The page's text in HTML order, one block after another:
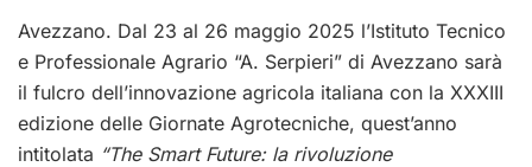
Avezzano. Dal 23 al 26 maggio 2025 l’Istituto Tecnico
e Professionale Agrario “A. Serpieri” di Avezzano sarà
il fulcro dell’innovazione agricola italiana con la XXXIII
edizione delle Giornate Agrotecniche, quest’anno
intitolata “The Smart Future: la rivoluzione